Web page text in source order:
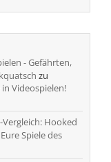
- Gefährten,
zu
Videospielen!
Vergleich: Hooked
Eure Spiele des